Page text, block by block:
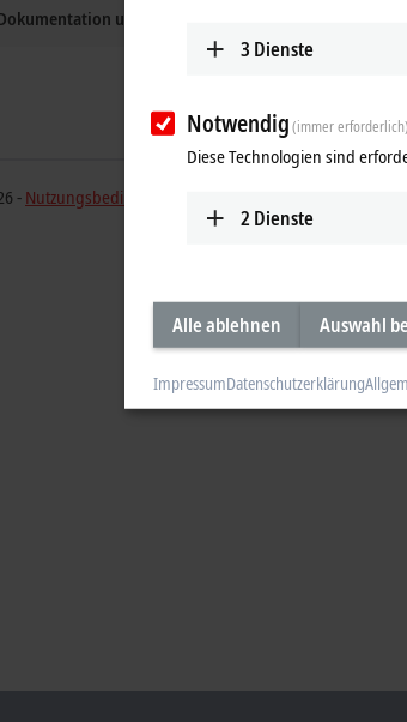
und Downloads
- Nutzungsbedingungen
3 Dienste
Notwendig(immer erforderlich)
Diese Technologien sind
2 Dienste
Alle ablehnen Auswahl
ImpressumDatenschutzerklärung